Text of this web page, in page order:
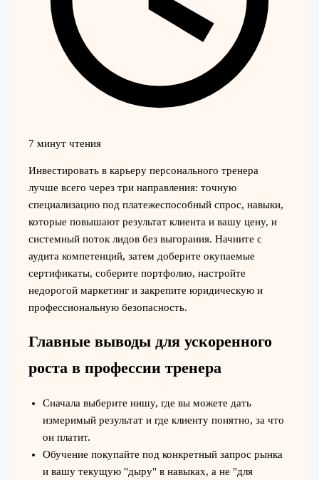
7 минут чтения
Инвестировать в карьеру персонального тренера
лучше всего через три направления: точную
специализацию под платежеспособный спрос, навыки,
которые повышают результат клиента и вашу цену, и
системный поток лидов без выгорания. Начните с
аудита компетенций, затем доберите окупаемые
сертификаты, соберите портфолио, настройте
недорогой маркетинг и закрепите юридическую и
профессиональную безопасность.
Главные выводы для ускоренного
роста в профессии тренера
Сначала выберите нишу, где вы можете дать
измеримый результат и где клиенту понятно, за что
он платит.
Обучение покупайте под конкретный запрос рынка
и вашу текущую "дыру" в навыках, а не "для